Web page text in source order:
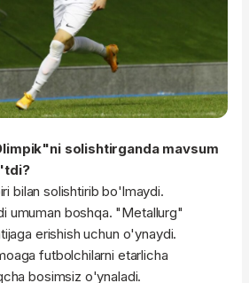
solishtirganda mavsum
bilan solishtirib bo'lmaydi.
umuman boshqa. "Metallurg"
erishish uchun o'ynaydi.
futbolchilarni etarlicha
bosimsiz o'ynaladi.